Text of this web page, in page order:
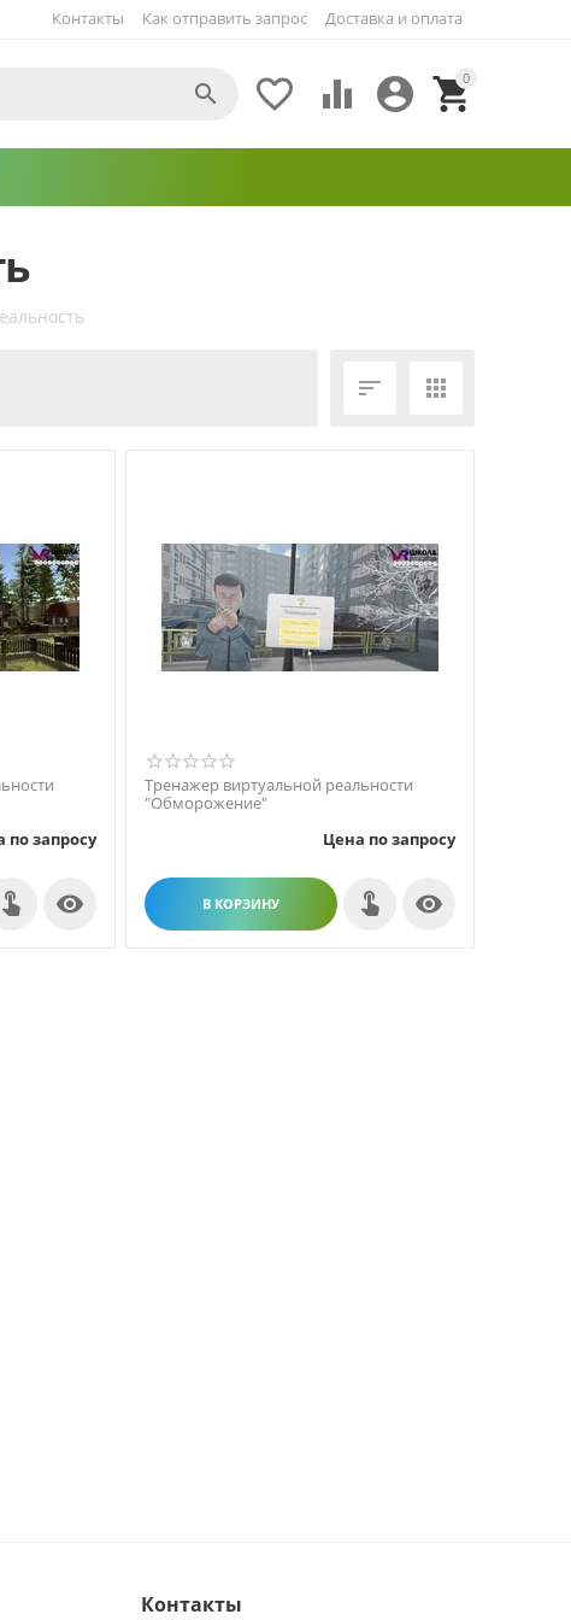
Как отправить запрос Доставка и оплата
Контакты
0


 

 
по запросу

Тренажер виртуальной реальности
"Обморожение"
Цена по запросу
В КОРЗИНУ 
Контакты